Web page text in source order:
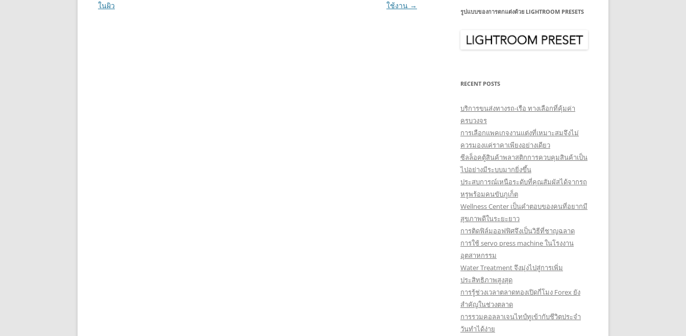
navigation
ในผิว
ใช้งาน →
รูปแบบของการตกแต่งด้วย LIGHTROOM PRESETS
RECENT POSTS
บริการขนส่งทางรถ-เรือ ทางเลือกที่คุ้มค่า
ครบวงจร
การเลือกแพคเกจงานแต่งที่เหมาะสมจึงไม่
ควรมองแค่ราคาเพียงอย่างเดียว
ซีลล็อคตู้สินค้าพลาสติกการควบคุมสินค้าเป็น
ไปอย่างมีระบบมากยิ่งขึ้น
ประสบการณ์เหนือระดับที่คุณสัมผัสได้จากรถ
หรูพร้อมคนขับภูเก็ต
Wellness Center เป็นคำตอบของคนที่อยากมี
สุขภาพดีในระยะยาว
การติดฟิล์มออฟฟิศจึงเป็นวิธีที่ชาญฉลาด
การใช้ servo press machine ในโรงงาน
อุตสาหกรรม
Water Treatment จึงมุ่งไปสู่การเพิ่ม
ประสิทธิภาพสูงสุด
การรู้ช่วงเวลาตลาดทองเปิดกี่โมง Forex ยัง
สำคัญในช่วงตลาด
การรวมคอลลาเจนไทป์ทูเข้ากับชีวิตประจำ
วันทำได้ง่าย